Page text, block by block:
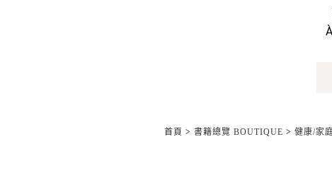
首頁 > 書籍總覽 BOUTIQUE > 健康/家